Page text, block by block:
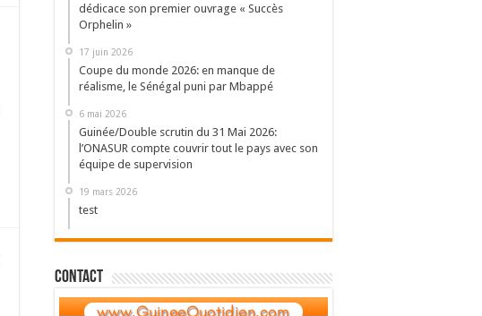
dédicace son premier ouvrage « Succès
Orphelin »
17 juin 2026
Coupe du monde 2026: en manque de
réalisme, le Sénégal puni par Mbappé
6 mai 2026
Guinée/Double scrutin du 31 Mai 2026:
l’ONASUR compte couvrir tout le pays avec son
équipe de supervision
19 mars 2026
test
Contact